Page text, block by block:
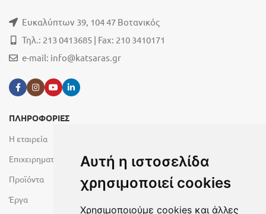
Αυτή η ιστοσελίδα
χρησιμοποιεί cookies
Χρησιμοποιούμε cookies και άλλες
Ευκαλύπτων 39, 104 47 Βοτανικός
Τηλ.: 213 0413685 | Fax: 210 3410171
e-mail: info@katsaras.gr
ΠΛΗΡΟΦΟΡΙΕΣ
Η εταιρεία
Επιχειρηματικές Μονάδες
Προϊόντα
Έργα